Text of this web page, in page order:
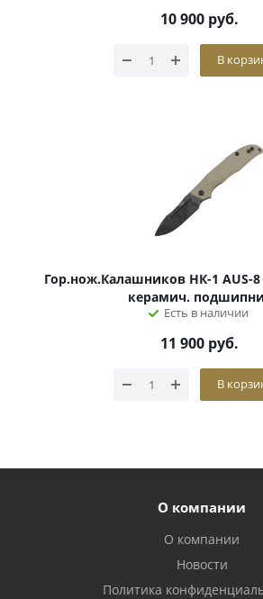
10 900руб.
В
Гор.нож.Калашников НК-1 AUS-
керамич.
Есть в наличии
11 900руб.
В
О компании
О компании
Новости
Политика